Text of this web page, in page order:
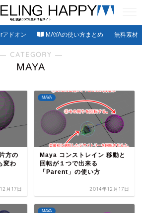
アドオン MAYAの使い方まとめ 無料素材
CATEGORY ―
MAYA
方の
変わ
月17日
MAYA
Maya コンストレイン 移動と
回転が１つで出来る
「Parent」の使い方
2014年12月17日
MAYA